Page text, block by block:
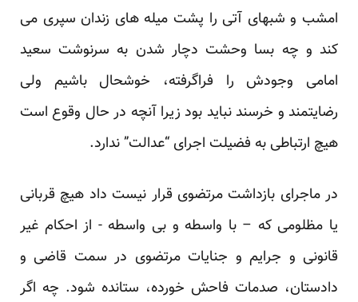
امشب و شبهای آتی را پشت میله های زندان سپری می
کند و چه بسا وحشت دچار شدن به سرنوشت سعید
امامی وجودش را فراگرفته، خوشحال باشیم ولی
رضایتمند و خرسند نباید بود زیرا آنچه در حال وقوع است
هیچ ارتباطی به فضیلت اجرای “عدالت” ندارد.
در ماجرای بازداشت مرتضوی قرار نیست داد هیچ قربانی
یا مظلومی که – با واسطه و بی واسطه - از احکام غیر
قانونی و جرایم و جنایات مرتضوی در سمت قاضی و
دادستان، صدمات فاحش خورده، ستانده شود. چه اگر